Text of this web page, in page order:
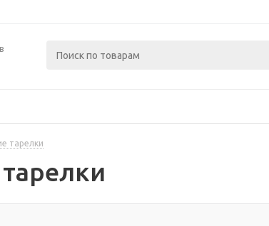
тарелки